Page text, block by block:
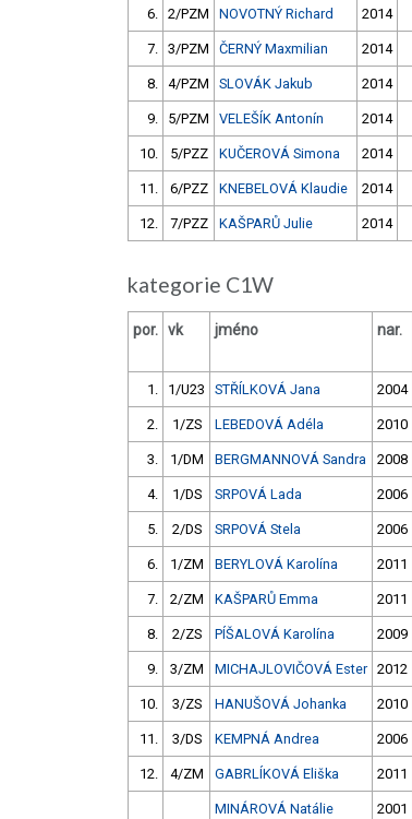
6. 2/PZM NOVOTNÝ Richard 2014
7. 3/PZM ČERNÝ Maxmilian 2014
8. 4/PZM SLOVÁK Jakub 2014
9. 5/PZM VELEŠÍK Antonín 2014
10. 5/PZZ KUČEROVÁ Simona 2014
11. 6/PZZ KNEBELOVÁ Klaudie 2014
12. 7/PZZ KAŠPARŮ Julie 2014
kategorie C1W
por. vk jméno nar.
1. 1/U23 STŘÍLKOVÁ Jana 2004
2. 1/ZS LEBEDOVÁ Adéla 2010
3. 1/DM BERGMANNOVÁ Sandra 2008
4. 1/DS SRPOVÁ Lada 2006
5. 2/DS SRPOVÁ Stela 2006
6. 1/ZM BERYLOVÁ Karolína 2011
7. 2/ZM KAŠPARŮ Emma 2011
8. 2/ZS PÍŠALOVÁ Karolína 2009
9. 3/ZM MICHAJLOVIČOVÁ Ester 2012
10. 3/ZS HANUŠOVÁ Johanka 2010
11. 3/DS KEMPNÁ Andrea 2006
12. 4/ZM GABRLÍKOVÁ Eliška 2011
MINÁROVÁ Natálie 2001